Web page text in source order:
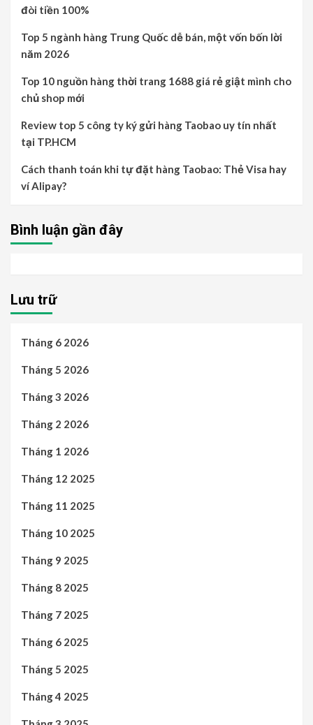
đòi tiền 100%
Top 5 ngành hàng Trung Quốc dễ bán, một vốn bốn lời
năm 2026
Top 10 nguồn hàng thời trang 1688 giá rẻ giật mình cho
chủ shop mới
Review top 5 công ty ký gửi hàng Taobao uy tín nhất
tại TP.HCM
Cách thanh toán khi tự đặt hàng Taobao: Thẻ Visa hay
ví Alipay?
Bình luận gần đây
Lưu trữ
Tháng 6 2026
Tháng 5 2026
Tháng 3 2026
Tháng 2 2026
Tháng 1 2026
Tháng 12 2025
Tháng 11 2025
Tháng 10 2025
Tháng 9 2025
Tháng 8 2025
Tháng 7 2025
Tháng 6 2025
Tháng 5 2025
Tháng 4 2025